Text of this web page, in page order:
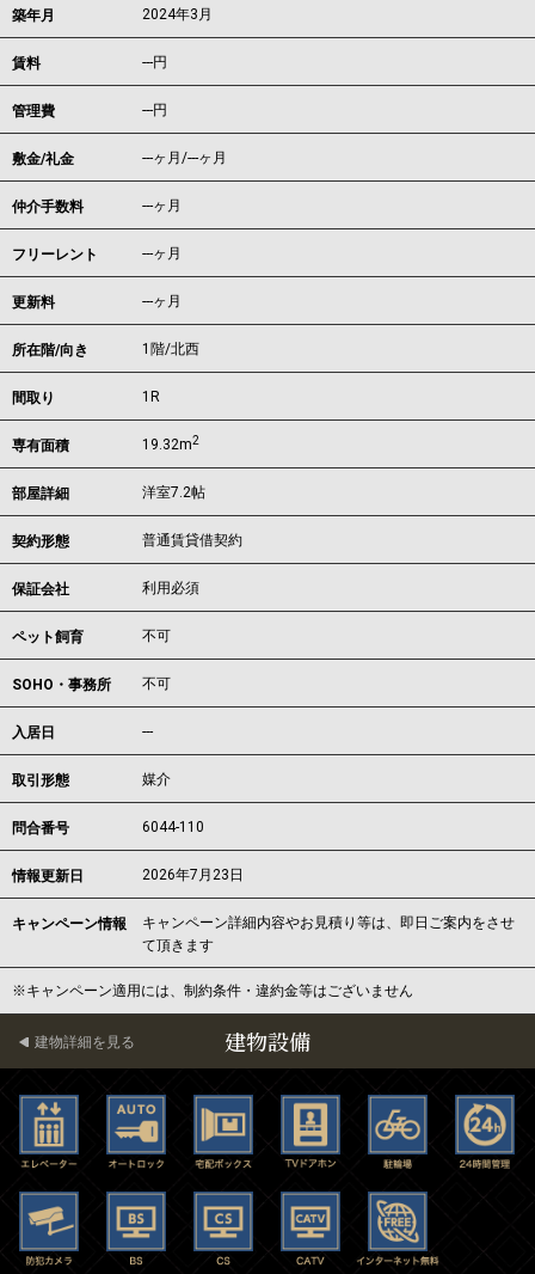
築年月 2024年3月
賃料 ---円
管理費 ---円
敷金/礼金 ---ヶ月/---ヶ月
仲介手数料 ---ヶ月
フリーレント ---ヶ月
更新料 ---ヶ月
所在階/向き 1階/北西
間取り 1R
専有面積 19.32m2
部屋詳細 洋室7.2帖
契約形態 普通賃貸借契約
保証会社 利用必須
ペット飼育 不可
SOHO・事務所 不可
入居日 ---
取引形態 媒介
問合番号 6044-110
情報更新日 2026年7月23日
キャンペーン情報
キャンペーン詳細内容やお見積り等は、即日ご案内をさせ
て頂きます
※キャンペーン適用には、制約条件・違約金等はございません
建物設備
建物詳細を見る